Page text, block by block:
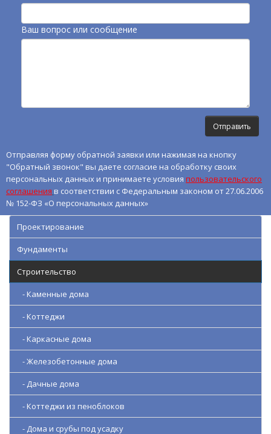
Ваш вопрос или сообщение
Отправляя форму обратной заявки или нажимая на кнопку
"Обратный звонок" вы даете согласие на обработку своих
персональных данных и принимаете условия пользовательского
соглашения в соответствии с Федеральным законом от 27.06.2006
№ 152-ФЗ «О персональных данных»
Проектирование
Фундаменты
Строительство
- Каменные дома
- Коттеджи
- Каркасные дома
- Железобетонные дома
- Дачные дома
- Коттеджи из пеноблоков
- Дома и срубы под усадку